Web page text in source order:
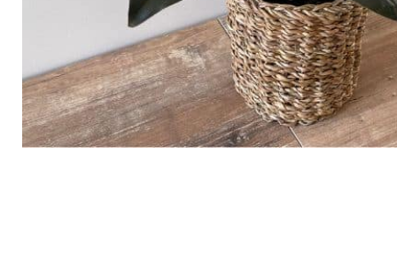
Lavande
Graminées